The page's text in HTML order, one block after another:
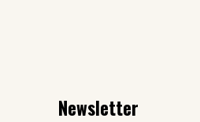
Newsletter